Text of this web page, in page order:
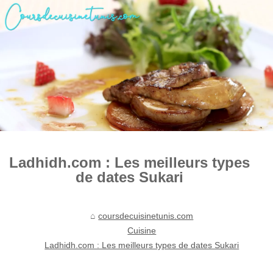
Ladhidh.com : Les meilleurs types
de dates Sukari
coursdecuisinetunis.com
Cuisine
Ladhidh.com : Les meilleurs types de dates Sukari